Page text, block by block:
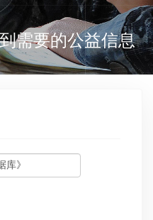
需要的公益信息